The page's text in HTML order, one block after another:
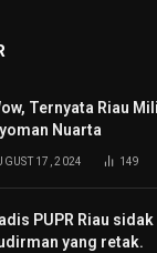
Ternyata Riau
Nuarta
17, 2024 149
PUPR Riau
yang retak.